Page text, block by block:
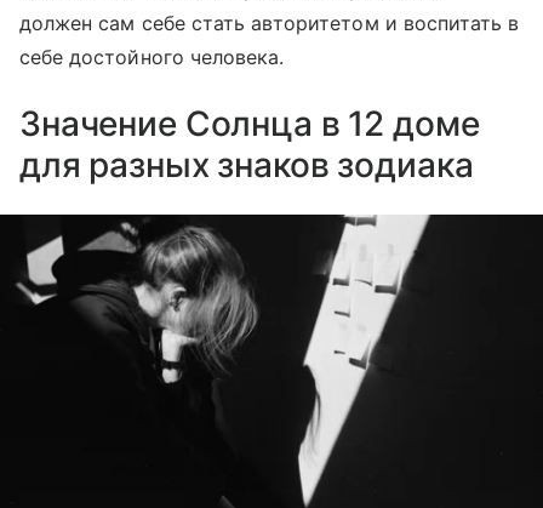
должен сам себе стать авторитетом и воспитать в
себе достойного человека.
Значение Солнца в 12 доме
для разных знаков зодиака